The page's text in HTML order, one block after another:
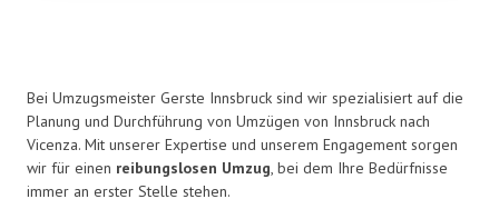
Bei Umzugsmeister Gerste Innsbruck sind wir spezialisiert auf die
Planung und Durchführung von Umzügen von Innsbruck nach
Vicenza. Mit unserer Expertise und unserem Engagement sorgen
wir für einen reibungslosen Umzug, bei dem Ihre Bedürfnisse
immer an erster Stelle stehen.